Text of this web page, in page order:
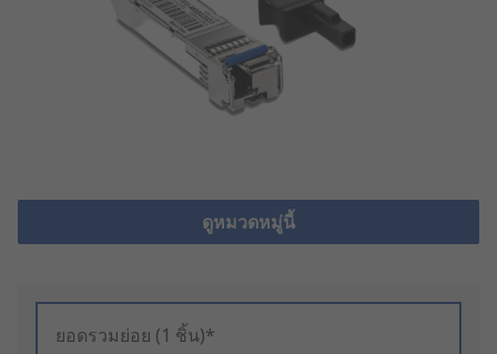
ดูหมวดหมู่นี้
ยอดรวมย่อย (1 ชิ้น)*